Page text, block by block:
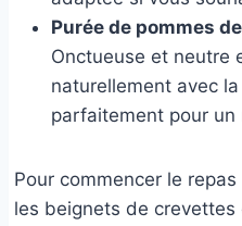
Purée de pommes
Onctueuse et neutre
naturellement avec
parfaitement pour un
Pour commencer le
les beignets de